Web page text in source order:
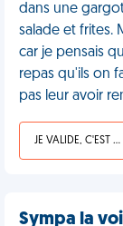
dans une
salade et frites.
car je pensais
repas qu'ils on
pas leur avoir
JE VALIDE, C'EST UNE VDM
Sympa la